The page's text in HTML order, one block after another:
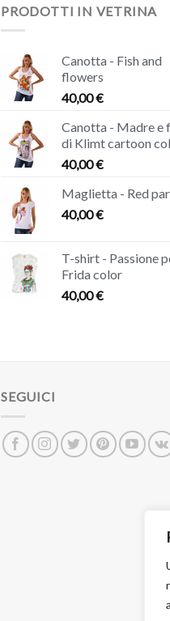
PRODOTTI IN VETRINA
Canotta - Fish and
flowers
40,00€
Canotta - Madre e
di Klimt cartoon
40,00€
Maglietta - Red
40,00€
T-shirt - Passione
Frida color
40,00€
SEGUICI